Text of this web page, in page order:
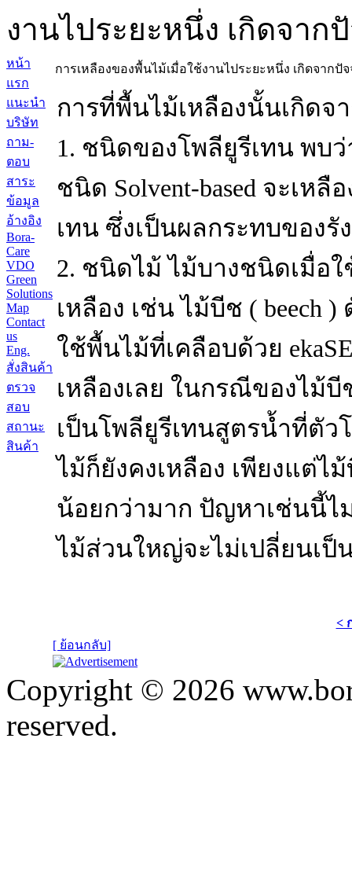
งานไประยะหนึ่ง เกิดจาก
หน้า
แรก
แนะนำ
บริษัท
ถาม-
ตอบ
สาระ
ข้อมูล
อ้างอิง
Bora-
Care
VDO
Green
Solutions
Map
Contact
us
Eng.
สั่งสินค้า
ตรวจ
สอบ
สถานะ
สินค้า
การเหลืองของพื้นไม้เมื่อใช้งานไประยะหนึ่ง เกิดจากปัจ
การที่พื้นไม้เหลืองนั้นเกิด
1. ชนิดของโพลียูรีเทน พบ
ชนิด Solvent-based จะเห
เทน ซึ่งเป็นผลกระทบของรั
2. ชนิดไม้ ไม้บางชนิดเมื่อ
เหลือง เช่น ไม้บีช ( beech
ใช้พื้นไม้ที่เคลือบด้วย
เหลืองเลย ในกรณีของไม้บี
เป็นโพลียูรีเทนสูตรน้ำที่ตัว
ไม้ก็ยังคงเหลือง เพียงแต่ไ
น้อยกว่ามาก ปัญหาเช่นนี้ไ
ไม้ส่วนใหญ่จะไม่เปลี่ยนเป็
<
[ ย้อนกลับ]
Copyright © 2026
reserved.